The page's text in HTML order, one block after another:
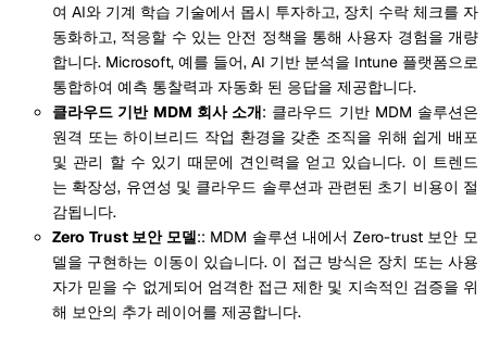
여 AI와 기계 학습 기술에서 몹시 투자하고, 장치 수락 체크를 자
동화하고, 적응할 수 있는 안전 정책을 통해 사용자 경험을 개량
합니다. Microsoft, 예를 들어, AI 기반 분석을 Intune 플랫폼으로
통합하여 예측 통찰력과 자동화 된 응답을 제공합니다.
클라우드 기반 MDM 회사 소개: 클라우드 기반 MDM 솔루션은
원격 또는 하이브리드 작업 환경을 갖춘 조직을 위해 쉽게 배포
및 관리 할 수 있기 때문에 견인력을 얻고 있습니다. 이 트렌드
는 확장성, 유연성 및 클라우드 솔루션과 관련된 초기 비용이 절
감됩니다.
Zero Trust 보안 모델:: MDM 솔루션 내에서 Zero-trust 보안 모
델을 구현하는 이동이 있습니다. 이 접근 방식은 장치 또는 사용
자가 믿을 수 없게되어 엄격한 접근 제한 및 지속적인 검증을 위
해 보안의 추가 레이어를 제공합니다.